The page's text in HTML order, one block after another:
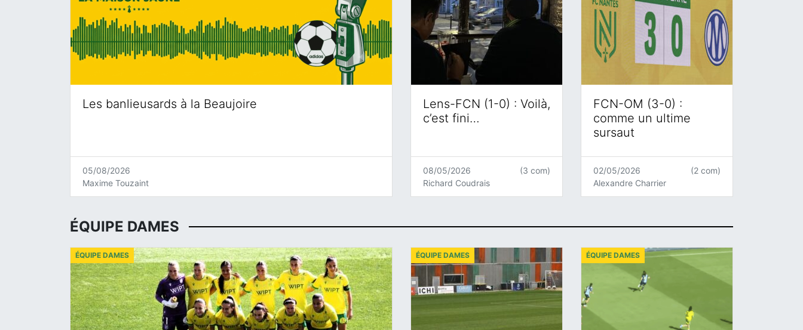
Les banlieusards à la Beaujoire
05/08/2026
Maxime Touzaint
Lens-FCN (1-0) : Voilà,
c’est fini…
08/05/2026
Richard Coudrais
(3 com)
FCN-OM (3-0) :
comme un ultime
sursaut
02/05/2026
Alexandre Charrier
(2 com)
ÉQUIPE DAMES
ÉQUIPE DAMES ÉQUIPE DAMES ÉQUIPE DAMES